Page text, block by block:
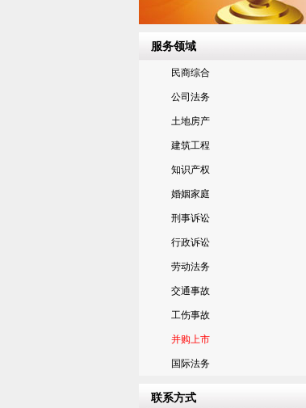
服务领域
民商综合
公司法务
土地房产
建筑工程
知识产权
婚姻家庭
刑事诉讼
行政诉讼
劳动法务
交通事故
工伤事故
并购上市
国际法务
联系方式